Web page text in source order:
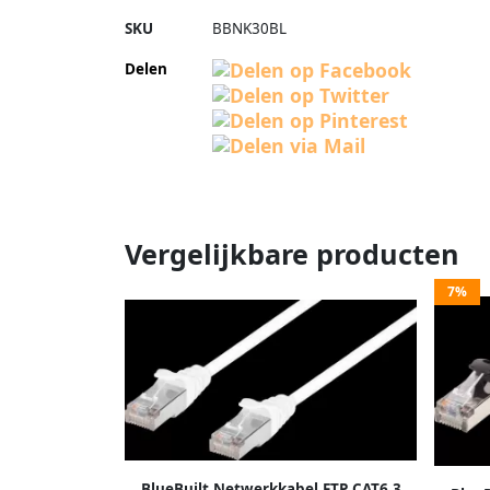
SKU BBNK30BL
Delen
Vergelijkbare producten
7%